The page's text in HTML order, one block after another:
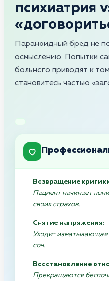
психиатрия
Параноидный бред не
осмыслению. Попытки
больного приводят к
становитесь частью
Возвращение
Пациент начинает
своих страхов.
Снятие напряжения:
Уходит изматывающая
сон.
Восстановление
Прекращаются